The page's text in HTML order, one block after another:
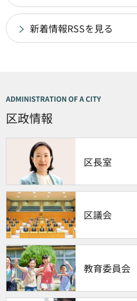
新着情報RSSを見る
区政情報
区長室
区議会
教育委員会